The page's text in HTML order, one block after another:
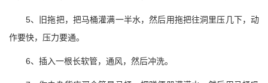
5、旧拖把，把马桶灌满一半水，然后用拖把往洞里压几下，动
作要快，压力要通。
6、插入一根长软管，通风，然后冲洗。